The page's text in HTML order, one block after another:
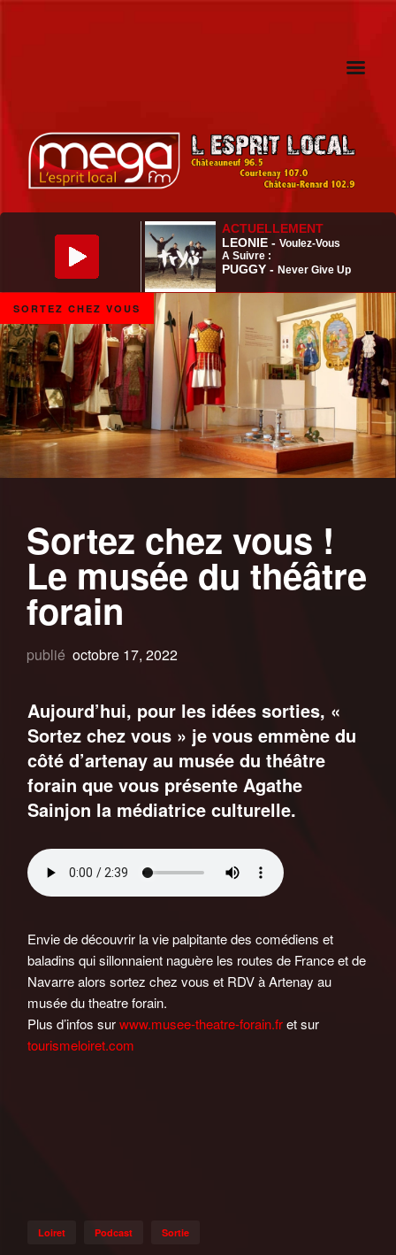
SORTEZ CHEZ VOUS
Sortez chez vous !
Le musée du théâtre
forain
publié octobre 17, 2022
Aujourd’hui, pour les idées sorties, «
Sortez chez vous » je vous emmène du
côté d’artenay au musée du théâtre
forain que vous présente Agathe
Sainjon la médiatrice culturelle.
Envie de découvrir la vie palpitante des comédiens et
baladins qui sillonnaient naguère les routes de France et de
Navarre alors sortez chez vous et RDV à Artenay au
musée du theatre forain.
Plus d’infos surwww.musee-theatre-forain.fret sur
tourismeloiret.com
Loiret Podcast Sortie